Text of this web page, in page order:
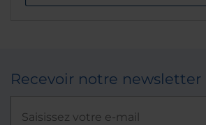
Recevoir notre newsletter